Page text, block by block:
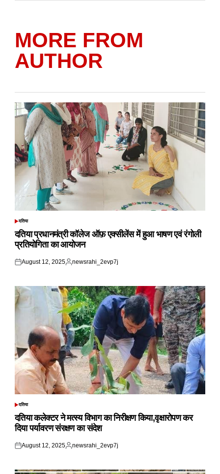
MORE FROM
AUTHOR
POSTED
दतिया
दतिया प्रधानमंत्री कॉलेज ऑफ़ एक्सीलेंस में हुआ भाषण एवं रंगोली
प्रतियोगिता का आयोजन
Posted
August 12, 2025
Posted
newsrahi_2evp7j
POSTED
दतिया
दतिया कलेक्टर ने मत्स्य विभाग का निरीक्षण किया,वृक्षारोपण कर
दिया पर्यावरण संरक्षण का संदेश
Posted
August 12, 2025
Posted
newsrahi_2evp7j